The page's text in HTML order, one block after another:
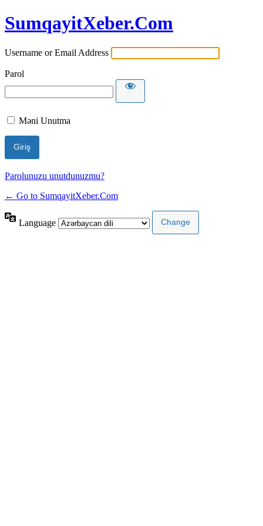
SumqayitXeber.Com
Username or Email Address
Parol
Məni Unutma
Parolunuzu unutdunuzmu?
← Go to SumqayitXeber.Com
Language